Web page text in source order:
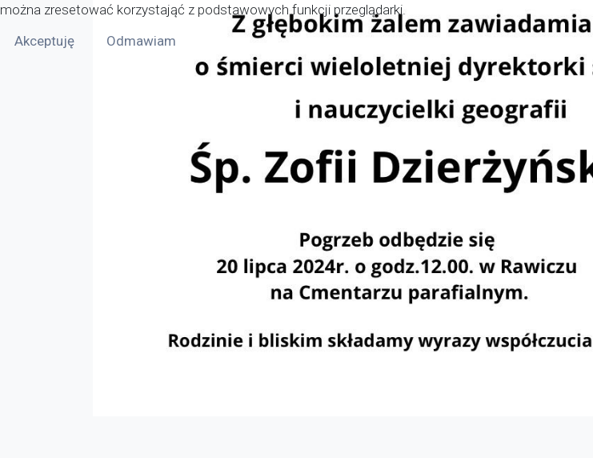
można zresetować korzystająć z podstawowych funkcji przeglądarki.
Akceptuję
Odmawiam